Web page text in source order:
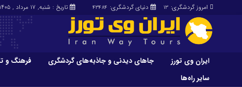
دنیای گردشگری: 43484 امروز گردشگری: 13 تاریخ : شنبه, ۱۷ مرداد , ۱۴۰۵
ایران وی تورز جاهای دیدنی و جاذبه‌های گردشگری فرهنگ و
سایر راه‌ها